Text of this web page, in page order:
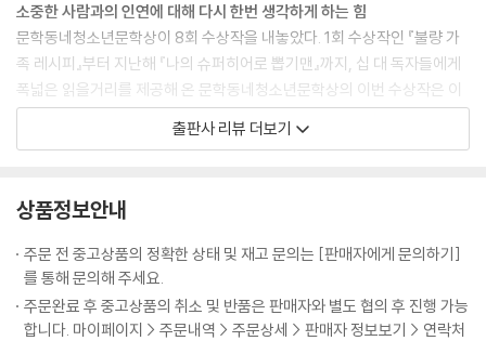
소중한 사람과의 인연에 대해 다시 한번 생각하게 하는 힘
문학동네청소년문학상이 8회 수상작을 내놓았다. 1회 수상작인 『불량 가
족 레시피』부터 지난해 『나의 슈퍼히어로 뽑기맨』까지, 십 대 독자들에게
폭넓은 읽을거리를 제공해 온 문학동네청소년문학상의 이번 수상작은 이
꽃님 작가의 장편소설 『세계를 건너 너에게 갈게』이다. 서로 다른 시간을
살아가는 두 은유가 편지를 주고받으면서 벌어지는 이야기로, 2016년의
던 서로의 세계로 들어서게 한다.
“시간과 공간을 넘나드는 이야기는 소설로도 영화로도, 애니메이션으로
도 제작되어 왔지만, 이 작품의 고유한 힘, 소중한 사람을 영원히 잃어버린
사람들을 위로해 주는, 소중한 사람과의 인연에 대해 다시 한번 생각하게
하는 이 힘에 대해서는 그 누구도 부정하지 못할 것”이라는 평을 받았다.
출판사 리뷰 더보기
상품정보안내
주문 전 중고상품의 정확한 상태 및 재고 문의는 [판매자에게 문의하기]
를 통해 문의해 주세요.
주문완료 후 중고상품의 취소 및 반품은 판매자와 별도 협의 후 진행 가능
합니다. 마이페이지 > 주문내역 > 주문상세 > 판매자 정보보기 > 연락처